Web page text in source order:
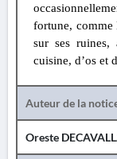
fortune, comme
sur ses ruines,
cuisine, d’os et
Auteur de la
Oreste